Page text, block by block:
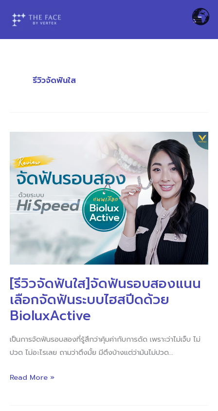
รีวิวจัดฟันใส
[รีวิวจัดฟันใส]จัดฟันรอบสองแนน
เลือกจัดฟันระบบไฮสปีดด้วย
BioluxActive
เป็นการจัดฟันรอบสองที่รู้สึกว่าคุ้มค่ากับการดัด เพราะว่าไม่เจ็บ ไม่
ปวด ไม่อะไรเลย ถามว่าตึงมั้ย มีตึงบ้างแต่ว่ามันไม่ปวด…
ฟัน
ใส]จัด
รอบ
สอง
แนน
เลือก
ระบบ
ไฮส
ปีด
ด้วย
BioluxActive
Read More »